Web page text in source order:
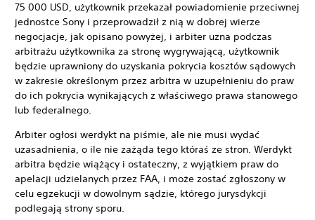
75 000 USD, użytkownik przekazał powiadomienie przeciwnej
jednostce Sony i przeprowadził z nią w dobrej wierze
negocjacje, jak opisano powyżej, i arbiter uzna podczas
arbitrażu użytkownika za stronę wygrywającą, użytkownik
będzie uprawniony do uzyskania pokrycia kosztów sądowych
w zakresie określonym przez arbitra w uzupełnieniu do praw
do ich pokrycia wynikających z właściwego prawa stanowego
lub federalnego.
Arbiter ogłosi werdykt na piśmie, ale nie musi wydać
uzasadnienia, o ile nie zażąda tego któraś ze stron. Werdykt
arbitra będzie wiążący i ostateczny, z wyjątkiem praw do
apelacji udzielanych przez FAA, i może zostać zgłoszony w
celu egzekucji w dowolnym sądzie, którego jurysdykcji
podlegają strony sporu.